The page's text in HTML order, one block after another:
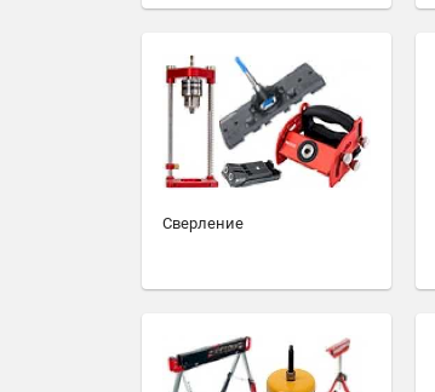
Сверление